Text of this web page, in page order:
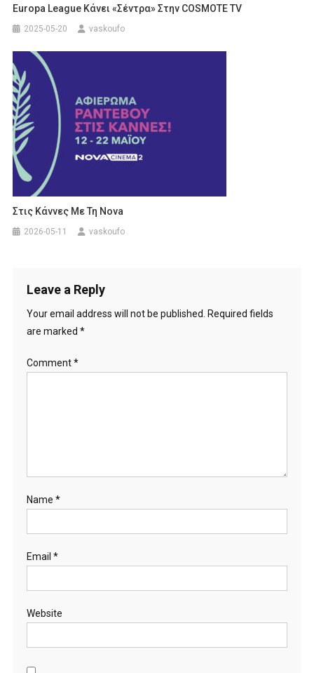
Europa League Κάνει «σέντρα» Στην COSMOTE TV
2025-05-20 vaskoufo
Στις Κάννες Με Τη Nova
2026-05-11 vaskoufo
Leave a Reply
Your email address will not be published.
Required fields
are marked *
Comment*
Name *
Email *
Website